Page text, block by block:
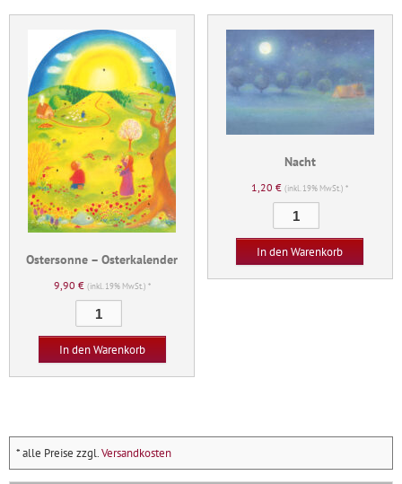
Ostersonne – Osterkalender
9,90 € (inkl. 19% MwSt.) *
-
Osterkalender
Menge
In den Warenkorb
Nacht
1,20€ (inkl. 19% MwSt.) *
Menge
In den Warenkorb
* alle Preise zzgl.Versandkosten